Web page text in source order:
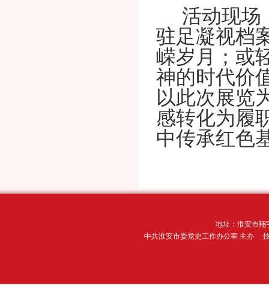
活动现场
驻足凝视档
嵘岁月；或
神的时代价
以此次展览
感转化为履
中传承红色
地址：淮安市翔
中共淮安市委党史工作办公室 主办